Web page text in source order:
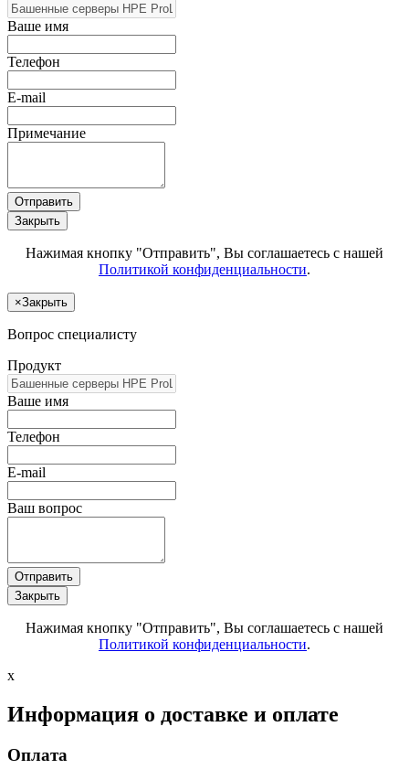
Ваше имя
Телефон
E-mail
Примечание
Отправить
Закрыть
Нажимая кнопку "Отправить", Вы соглашаетесь с нашей
Политикой конфиденциальности.
×Закрыть
Вопрос специалисту
Продукт
Ваше имя
Телефон
E-mail
Ваш вопрос
Отправить
Закрыть
Нажимая кнопку "Отправить", Вы соглашаетесь с нашей
Политикой конфиденциальности.
x
Информация о доставке и оплате
Оплата